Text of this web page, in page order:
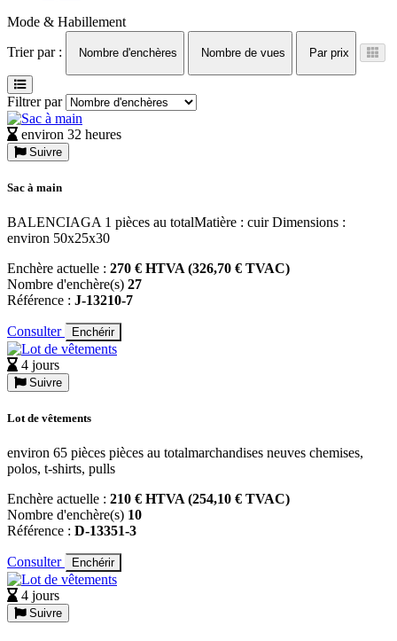
Mode & Habillement
Trier par :
Nombre d'enchères Nombre de vues Par prix
Filtrer par
environ 32 heures
Suivre
Sac à main
BALENCIAGA 1 pièces au totalMatière : cuir Dimensions :
environ 50x25x30
Enchère actuelle : 270 € HTVA (326,70 € TVAC)
Nombre d'enchère(s) 27
Référence : J-13210-7
Consulter Enchérir
4 jours
Suivre
Lot de vêtements
environ 65 pièces pièces au totalmarchandises neuves chemises,
polos, t-shirts, pulls
Enchère actuelle : 210 € HTVA (254,10 € TVAC)
Nombre d'enchère(s) 10
Référence : D-13351-3
Consulter Enchérir
4 jours
Suivre